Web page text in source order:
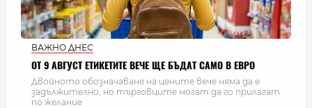
ВАЖНО ДНЕС
ОТ 9 АВГУСТ ЕТИКЕТИТЕ ВЕЧЕ ЩЕ БЪДАТ САМО В ЕВРО
Двойното обозначаване на цените вече няма да е
задължително, но търговците могат да го прилагат
по желание